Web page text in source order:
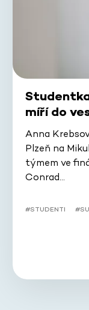
míří do
Anna
Plzeň na
týmem ve
Conrad…
#STUDENTI